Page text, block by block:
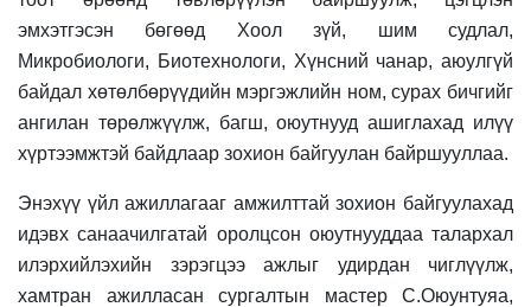
эмхэтгэсэн бөгөөд Хоол зүй, шим судлал,
Микробиологи, Биотехнологи, Хүнсний чанар, аюулгүй
байдал хөтөлбөрүүдийн мэргэжлийн ном, сурах бичгийг
ангилан төрөлжүүлж, багш, оюутнууд ашиглахад илүү
хүртээмжтэй байдлаар зохион байгуулан байршууллаа.
Энэхүү үйл ажиллагааг амжилттай зохион байгуулахад
идэвх санаачилгатай оролцсон оюутнууддаа талархал
илэрхийлэхийн зэрэгцээ ажлыг удирдан чиглүүлж,
хамтран ажилласан сургалтын мастер С.Оюунтуяа,